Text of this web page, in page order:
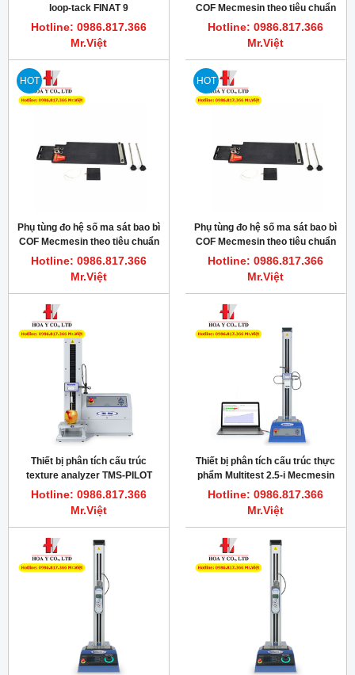
loop-tack FINAT 9
Hotline: 0986.817.366
Mr.Việt
COF Mecmesin theo tiêu chuẩn
TAPPI T549
Hotline: 0986.817.366
Mr.Việt
HOT
Phụ tùng đo hệ số ma sát bao bì
COF Mecmesin theo tiêu chuẩn
ISO8295
Hotline: 0986.817.366
Mr.Việt
HOT
Phụ tùng đo hệ số ma sát bao bì
COF Mecmesin theo tiêu chuẩn
ASTM D1894
Hotline: 0986.817.366
Mr.Việt
Thiết bị phân tích cấu trúc
texture analyzer TMS-PILOT
Mecmesin
Hotline: 0986.817.366
Mr.Việt
Thiết bị phân tích cấu trúc thực
phẩm Multitest 2.5-i Mecmesin
Hotline: 0986.817.366
Mr.Việt